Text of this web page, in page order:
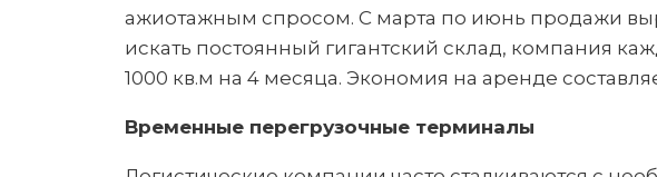
ажиотажным спросом. С марта по июнь продажи
искать постоянный гигантский склад, компания
1000 кв.м на 4 месяца. Экономия на аренде
Временные перегрузочные терминалы